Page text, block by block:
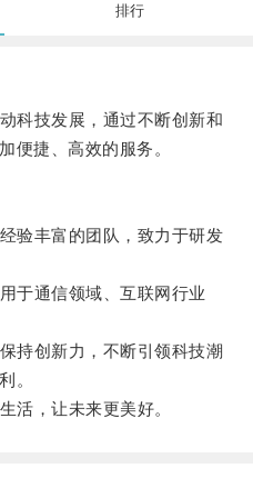
排行
技发展，通过不断创新和
便捷、高效的服务。
丰富的团队，致力于研发
通信领域、互联网行业
创新力，不断引领科技潮
。
，让未来更美好。